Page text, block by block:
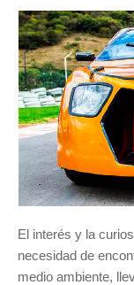
El interés y la
necesidad de
medio ambiente,